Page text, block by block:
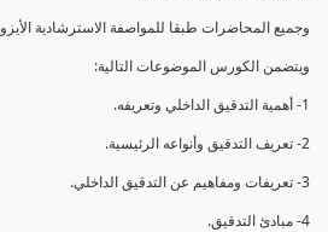
وجميع المحاضرات طبقا للمواصفة الاسترشادية الأيزو 19011:2018.
ويتضمن الكورس الموضوعات التالية:
1- أهمية التدقيق الداخلي وتعريفه.
2- تعريف التدقيق وأنواعه الرئيسية.
3- تعريفات ومفاهيم عن التدقيق الداخلي.
4- مبادئ التدقيق.